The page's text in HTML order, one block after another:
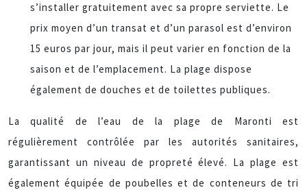
s’installer gratuitement avec sa propre serviette. Le
prix moyen d’un transat et d’un parasol est d’environ
15 euros par jour, mais il peut varier en fonction de la
saison et de l’emplacement. La plage dispose
également de douches et de toilettes publiques.
La qualité de l’eau de la plage de Maronti est
régulièrement contrôlée par les autorités sanitaires,
garantissant un niveau de propreté élevé. La plage est
également équipée de poubelles et de conteneurs de tri